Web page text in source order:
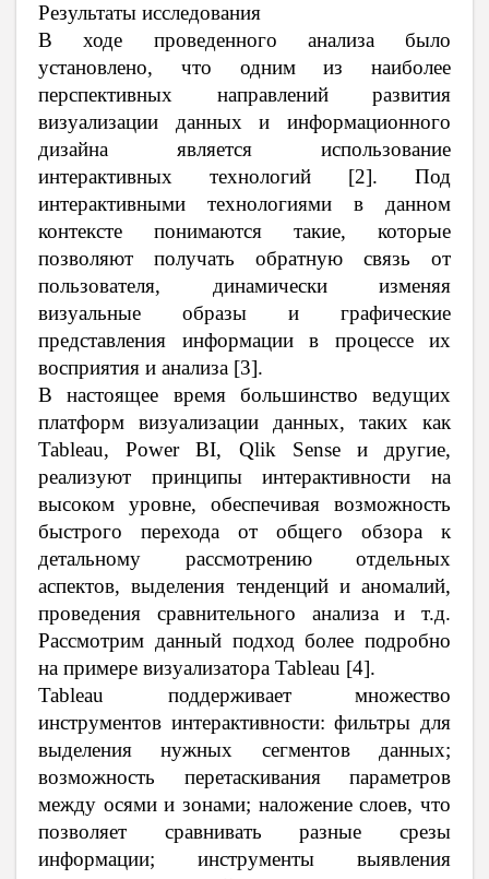
Результаты исследования
В ходе проведенного анализа было
установлено, что одним из наиболее
перспективных направлений развития
визуализации данных и информационного
дизайна является использование
интерактивных технологий [2]. Под
интерактивными технологиями в данном
контексте понимаются такие, которые
позволяют получать обратную связь от
пользователя, динамически изменяя
визуальные образы и графические
представления информации в процессе их
восприятия и анализа [3].
В настоящее время большинство ведущих
платформ визуализации данных, таких как
Tableau, Power BI, Qlik Sense и другие,
реализуют принципы интерактивности на
высоком уровне, обеспечивая возможность
быстрого перехода от общего обзора к
детальному рассмотрению отдельных
аспектов, выделения тенденций и аномалий,
проведения сравнительного анализа и т.д.
Рассмотрим данный подход более подробно
на примере визуализатора Tableau [4].
Tableau поддерживает множество
инструментов интерактивности: фильтры для
выделения нужных сегментов данных;
возможность перетаскивания параметров
между осями и зонами; наложение слоев, что
позволяет сравнивать разные срезы
информации; инструменты выявления